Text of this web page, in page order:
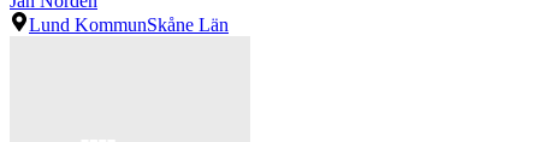
Lund KommunSkåne Län